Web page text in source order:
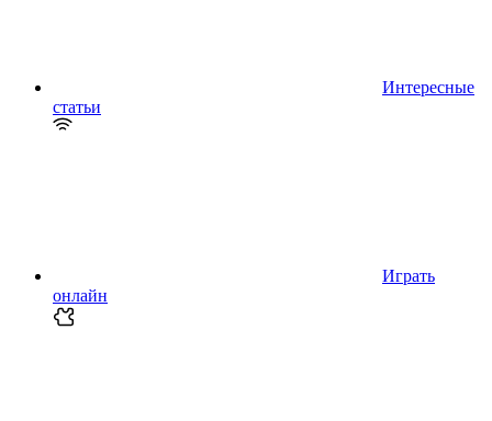
Интересные
статьи
Играть
онлайн